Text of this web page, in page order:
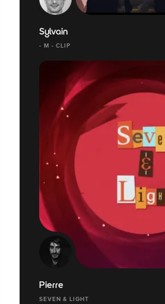
Sylvain
- M - CLIP
Pierre
SEVEN & LIGHT